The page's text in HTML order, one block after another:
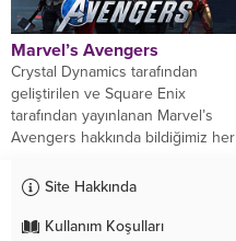
Marvel’s Avengers
Crystal Dynamics tarafından
geliştirilen ve Square Enix
tarafından yayınlanan Marvel’s
Avengers hakkında bildiğimiz her
evrenine uymayacak...
Site Hakkında
Kullanım Koşulları